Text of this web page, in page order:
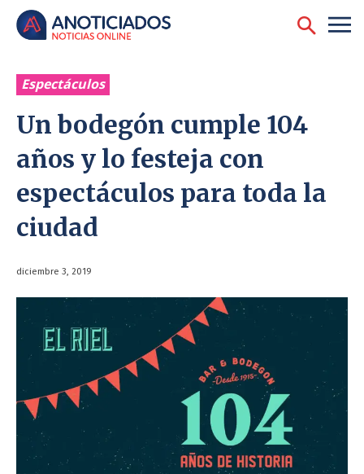
Espectáculos
Un bodegón cumple 104
años y lo festeja con
espectáculos para toda la
ciudad
diciembre 3, 2019